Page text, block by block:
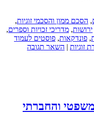
, הסכם ממון והסכמי זוגיות,
ירושות, מדריכי זכויות וספרים,
, פונדקאות, פוסטים לעמוד
זוגיות | השאר תגובה
והחברתי